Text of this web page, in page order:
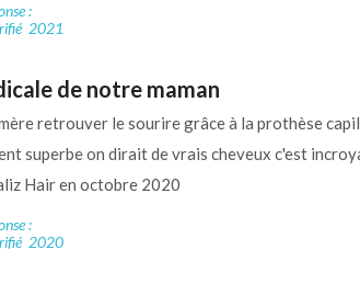
:
2021
de notre maman
retrouver le sourire grâce à la prothèse
superbe on dirait de vrais cheveux c'est
Hair en octobre 2020
:
2020